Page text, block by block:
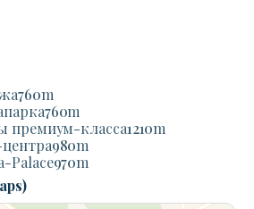
760m
760m
премиум-класса1210m
980m
Palace970m